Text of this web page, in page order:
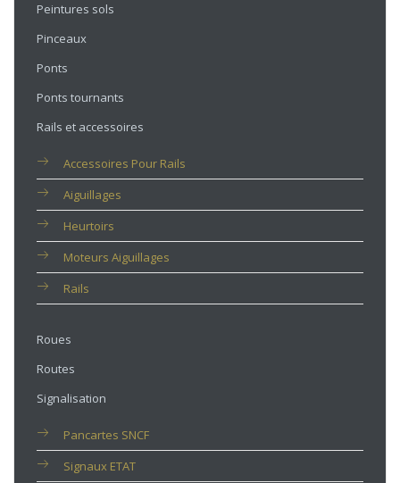
Peintures sols
Pinceaux
Ponts
Ponts tournants
Rails et accessoires
Accessoires Pour Rails
Aiguillages
Heurtoirs
Moteurs Aiguillages
Rails
Roues
Routes
Signalisation
Pancartes SNCF
Signaux ETAT